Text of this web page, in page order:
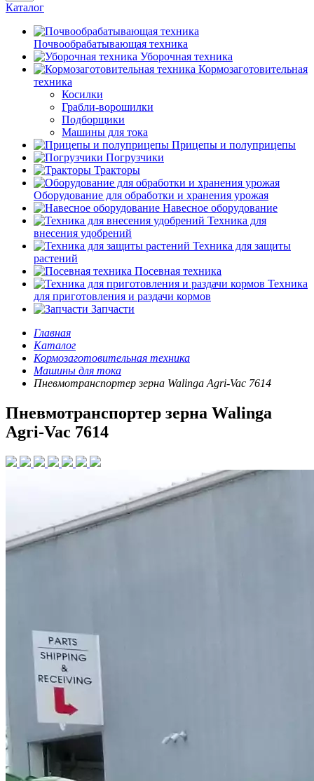
Каталог
Почвообрабатывающая техника
Уборочная техника
Кормозаготовительная
техника
Косилки
Грабли-ворошилки
Подборщики
Машины для тока
Прицепы и полуприцепы
Погрузчики
Тракторы
Оборудование для обработки и хранения урожая
Навесное оборудование
Техника для
внесения удобрений
Техника для защиты
растений
Посевная техника
Техника
для приготовления и раздачи кормов
Запчасти
Главная
Каталог
Кормозаготовительная техника
Машины для тока
Пневмотранспортер зерна Walinga Agri-Vac 7614
Пневмотранспортер зерна Walinga
Agri-Vac 7614